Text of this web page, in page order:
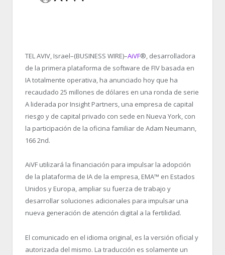
TEL AVIV, Israel–(BUSINESS WIRE)–AiVF®, desarrolladora
de la primera plataforma de software de FIV basada en
IA totalmente operativa, ha anunciado hoy que ha
recaudado 25 millones de dólares en una ronda de serie
A liderada por Insight Partners, una empresa de capital
riesgo y de capital privado con sede en Nueva York, con
la participación de la oficina familiar de Adam Neumann,
166 2nd.
AiVF utilizará la financiación para impulsar la adopción
de la plataforma de IA de la empresa, EMA™ en Estados
Unidos y Europa, ampliar su fuerza de trabajo y
desarrollar soluciones adicionales para impulsar una
nueva generación de atención digital a la fertilidad.
El comunicado en el idioma original, es la versión oficial y
autorizada del mismo. La traducción es solamente un